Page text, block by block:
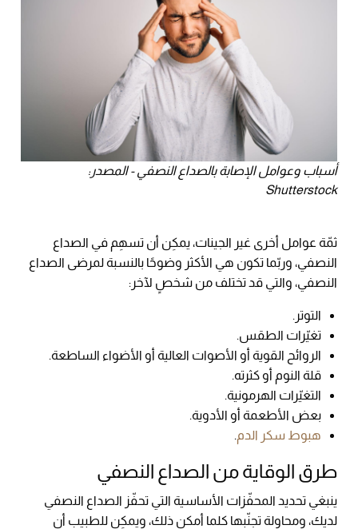
أسباب وعوامل الإصابة بالصداع النصفي - المصدر:
Shutterstock
ثمّة عوامل أخرى غير الجينات، يمكِن أن تسهِم في الصداع
النصفي، وربّما تكون هي الأكثر وضوحًا بالنسبة لمرضى الصداع
النصفي، والتي قد تختلف من شخصٍ لآخر:
التوتر.
تغيّرات الطقس.
الروائح القوية أو الأصوات العالية أو الأضواء الساطعة.
قلة النوم أو كثرته.
التغيّرات الهرمونية.
بعض الأطعمة أو الأدوية.
هبوط سكر الدم.
طرق الوقاية من الصداع النصفي
ينبغي تحديد المحفّزات الأساسية التي تحفّز الصداع النصفي
لديك، ومحاولة تجنّبها كلما أمكن ذلك، ويمكِن للطبيب أن